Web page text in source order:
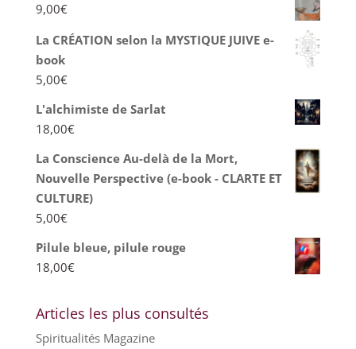
9,00€
La CRÉATION selon la MYSTIQUE JUIVE e-
book
5,00€
L'alchimiste de Sarlat
18,00€
La Conscience Au-delà de la Mort,
Nouvelle Perspective (e-book - CLARTE ET
CULTURE)
5,00€
Pilule bleue, pilule rouge
18,00€
Articles les plus consultés
Spiritualités Magazine